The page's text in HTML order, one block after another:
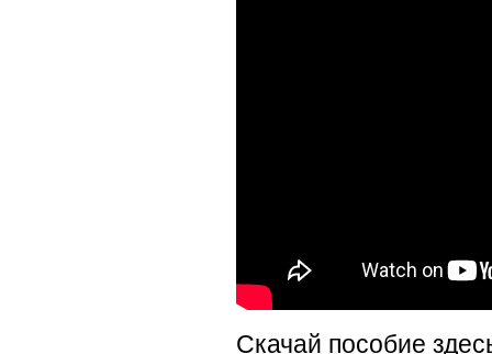
Скачай пособие